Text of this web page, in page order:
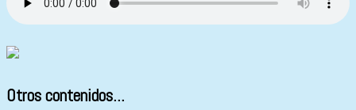
Otros contenidos...